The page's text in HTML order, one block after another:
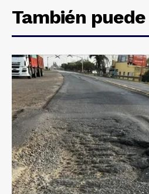
También